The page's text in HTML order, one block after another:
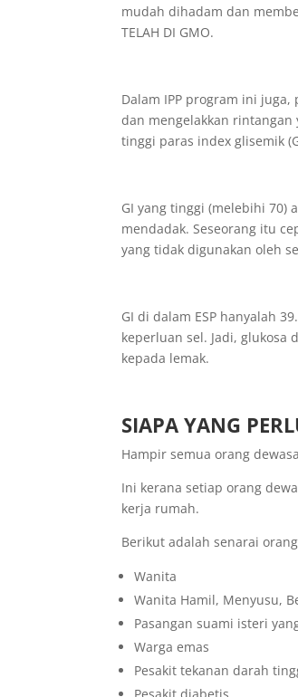
mudah dihadam dan
TELAH DI GMO.
Dalam IPP program ini
dan mengelakkan rintangan
tinggi paras index glisemik
GI yang tinggi (melebihi 70)
mendadak. Seseorang itu
yang tidak digunakan oleh
GI di dalam ESP hanyalah
keperluan sel. Jadi,
kepada lemak.
SIAPA YANG
Hampir semua orang
Ini kerana setiap orang
kerja rumah.
Berikut adalah senarai
Wanita
Wanita Hamil, Menyusu,
Pasangan suami isteri
Warga emas
Pesakit tekanan darah